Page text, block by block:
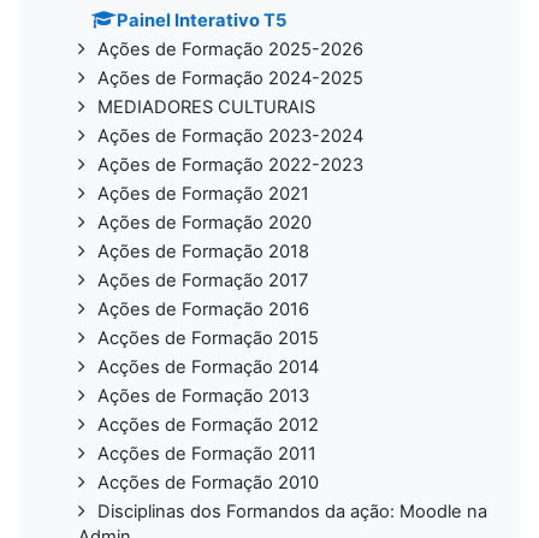
Painel Interativo T5
Ações de Formação 2025-2026
Ações de Formação 2024-2025
MEDIADORES CULTURAIS
Ações de Formação 2023-2024
Ações de Formação 2022-2023
Ações de Formação 2021
Ações de Formação 2020
Ações de Formação 2018
Ações de Formação 2017
Ações de Formação 2016
Acções de Formação 2015
Acções de Formação 2014
Ações de Formação 2013
Acções de Formação 2012
Acções de Formação 2011
Acções de Formação 2010
Disciplinas dos Formandos da ação: Moodle na